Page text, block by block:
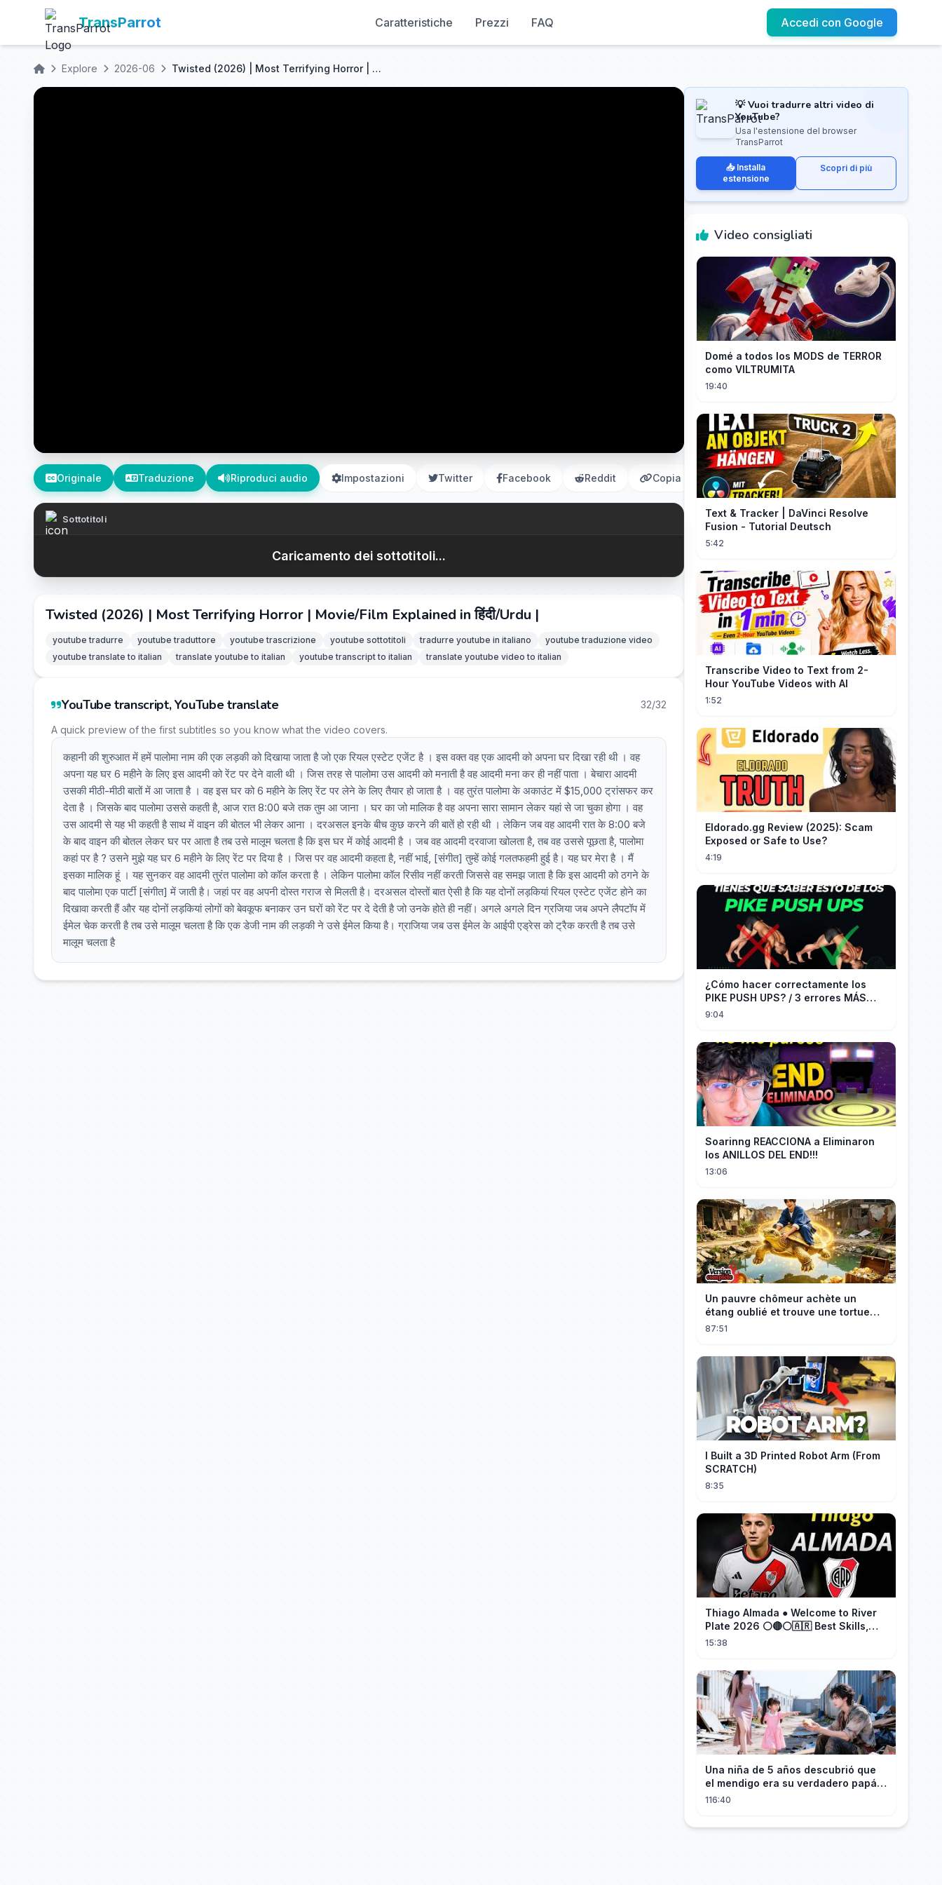
TransParrot Caratteristiche Prezzi FAQ Accedi con Google
Explore 2026-06 Twisted (2026) | Most Terrifying Horror | Movie/Film Explained in हिंदी/Urdu |
Originale Traduzione Riproduci audio Impostazioni Twitter Facebook Reddit Copia
Sottotitoli
Caricamento dei sottotitoli...
Twisted (2026) | Most Terrifying Horror | Movie/Film Explained in हिंदी/Urdu |
youtube tradurre youtube traduttore youtube trascrizione youtube sottotitoli tradurre youtube in italiano
youtube traduzione video
youtube translate to italian
translate youtube to italian youtube transcript to italian translate youtube video to italian
YouTube transcript, YouTube translate 32/32
A quick preview of the first subtitles so you know what the video covers.
कहानी की शुरुआत में हमें पालोमा नाम की एक लड़की को दिखाया जाता है जो एक रियल एस्टेट एजेंट है । इस वक्त वह एक आदमी को अपना घर दिखा रही थी । वह
अपना यह घर 6 महीने के लिए इस आदमी को रेंट पर देने वाली थी । जिस तरह से पालोमा उस आदमी को मनाती है वह आदमी मना कर ही नहीं पाता । बेचारा आदमी
उसकी मीठी-मीठी बातों में आ जाता है । वह इस घर को 6 महीने के लिए रेंट पर लेने के लिए तैयार हो जाता है । वह तुरंत पालोमा के अकाउंट में $15,000 ट्रांसफर कर
देता है । जिसके बाद पालोमा उससे कहती है, आज रात 8:00 बजे तक तुम आ जाना । घर का जो मालिक है वह अपना सारा सामान लेकर यहां से जा चुका होगा । वह
उस आदमी से यह भी कहती है साथ में वाइन की बोतल भी लेकर आना । दरअसल इनके बीच कुछ करने की बातें हो रही थी । लेकिन जब वह आदमी रात के 8:00 बजे
के बाद वाइन की बोतल लेकर घर पर आता है तब उसे मालूम चलता है कि इस घर में कोई आदमी है । जब वह आदमी दरवाजा खोलता है, तब वह उससे पूछता है, पालोमा
कहां पर है ? उसने मुझे यह घर 6 महीने के लिए रेंट पर दिया है । जिस पर वह आदमी कहता है, नहीं भाई, [संगीत] तुम्हें कोई गलतफहमी हुई है। यह घर मेरा है । मैं
इसका मालिक हूं । यह सुनकर वह आदमी तुरंत पालोमा को कॉल करता है । लेकिन पालोमा कॉल रिसीव नहीं करती जिससे वह समझ जाता है कि इस आदमी को ठगने के
बाद पालोमा एक पार्टी [संगीत] में जाती है। जहां पर वह अपनी दोस्त गराज से मिलती है। दरअसल दोस्तों बात ऐसी है कि यह दोनों लड़कियां रियल एस्टेट एजेंट होने का
दिखावा करती हैं और यह दोनों लड़कियां लोगों को बेवकूफ बनाकर उन घरों को रेंट पर दे देती है जो उनके होते ही नहीं। अगले अगले दिन ग्रजिया जब अपने लैपटॉप में
ईमेल चेक करती है तब उसे मालूम चलता है कि एक डेजी नाम की लड़की ने उसे ईमेल किया है। ग्राजिया जब उस ईमेल के आईपी एड्रेस को ट्रैक करती है तब उसे
मालूम चलता है
💡 Vuoi tradurre altri video di
YouTube?
Usa l'estensione del browser
TransParrot
📥 Installa
estensione
Scopri di più
Video consigliati
Domé a todos los MODS de TERROR
como VILTRUMITA
19:40
Text & Tracker | DaVinci Resolve
Fusion - Tutorial Deutsch
5:42
Transcribe Video to Text from 2-
Hour YouTube Videos with AI
1:52
Eldorado.gg Review (2025): Scam
Exposed or Safe to Use?
4:19
¿Cómo hacer correctamente los
PIKE PUSH UPS? / 3 errores MÁS
9:04
Soarinng REACCIONA a Eliminaron
los ANILLOS DEL END!!!
13:06
Un pauvre chômeur achète un
étang oublié et trouve une tortue
d’or à 180 000$ ! Sa vie bascule !
87:51
I Built a 3D Printed Robot Arm (From
SCRATCH)
8:35
Thiago Almada ● Welcome to River
Plate 2026 ⚪🔴⚪🇦🇷 Best Skills,
Goals & Passes
15:38
Una niña de 5 años descubrió que
el mendigo era su verdadero papá y
salvó a su familia
116:40